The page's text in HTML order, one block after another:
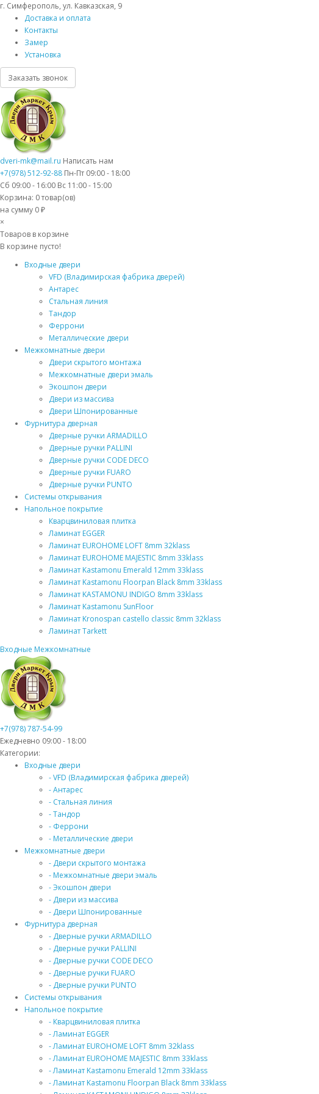
г. Симферополь, ул. Кавказская, 9
Доставка и оплата
Контакты
Замер
Установка
Заказать звонок
dveri-mk@mail.ru Написать нам
+7(978) 512-92-88 Пн-Пт 09:00 - 18:00
Сб 09:00 - 16:00 Вс 11:00 - 15:00
Корзина: 0товар(ов)
на сумму 0 ₽
×
Товаров в корзине
В корзине пусто!
Входные двери
VFD (Владимирская фабрика дверей)
Антарес
Стальная линия
Тандор
Феррони
Металлические двери
Межкомнатные двери
Двери скрытого монтажа
Межкомнатные двери эмаль
Экошпон двери
Двери из массива
Двери Шпонированные
Фурнитура дверная
Дверные ручки ARMADILLO
Дверные ручки PALLINI
Дверные ручки CODE DECO
Дверные ручки FUARO
Дверные ручки PUNTO
Системы открывания
Напольное покрытие
Кварцвиниловая плитка
Ламинат EGGER
Ламинат EUROHOME LOFT 8mm 32klass
Ламинат EUROHOME MAJESTIC 8mm 33klass
Ламинат Kastamonu Emerald 12mm 33klass
Ламинат Kastamonu Floorpan Black 8mm 33klass
Ламинат KASTAMONU INDIGO 8mm 33klass
Ламинат Kastamonu SunFloor
Ламинат Kronospan castello classic 8mm 32klass
Ламинат Tarkett
Входные Межкомнатные
+7(978) 787-54-99
Ежедневно 09:00 - 18:00
Категории:
Входные двери
- VFD (Владимирская фабрика дверей)
- Антарес
- Стальная линия
- Тандор
- Феррони
- Металлические двери
Межкомнатные двери
- Двери скрытого монтажа
- Межкомнатные двери эмаль
- Экошпон двери
- Двери из массива
- Двери Шпонированные
Фурнитура дверная
- Дверные ручки ARMADILLO
- Дверные ручки PALLINI
- Дверные ручки CODE DECO
- Дверные ручки FUARO
- Дверные ручки PUNTO
Системы открывания
Напольное покрытие
- Кварцвиниловая плитка
- Ламинат EGGER
- Ламинат EUROHOME LOFT 8mm 32klass
- Ламинат EUROHOME MAJESTIC 8mm 33klass
- Ламинат Kastamonu Emerald 12mm 33klass
- Ламинат Kastamonu Floorpan Black 8mm 33klass